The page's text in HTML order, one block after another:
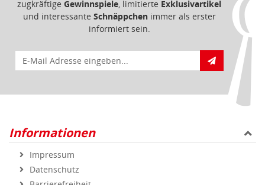
zugkräftige Gewinnspiele, limitierte Exklusivartikel
und interessante Schnäppchenimmer als erster
informiert sein.
E-Mail für Newsletteranmeldung
Informationen
Impressum
Datenschutz